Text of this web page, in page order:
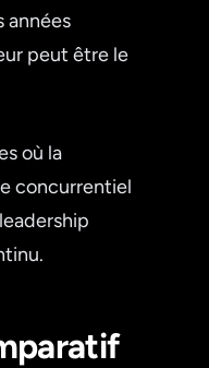
années
peut être le
où la
concurrentiel